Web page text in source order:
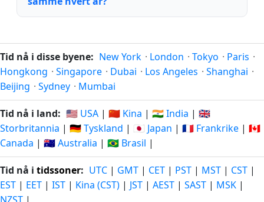
Tid nå i disse byene: New York · London · Tokyo · Paris ·
Hongkong · Singapore · Dubai · Los Angeles · Shanghai ·
Beijing · Sydney · Mumbai
Tid nå i land: 🇺🇸 USA | 🇨🇳 Kina | 🇮🇳 India | 🇬🇧
Storbritannia | 🇩🇪 Tyskland | 🇯🇵 Japan | 🇫🇷 Frankrike | 🇨🇦
Canada | 🇦🇺 Australia | 🇧🇷 Brasil |
Tid nå i tidssoner: UTC | GMT | CET | PST | MST | CST |
EST | EET | IST | Kina (CST) | JST | AEST | SAST | MSK |